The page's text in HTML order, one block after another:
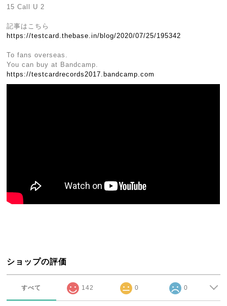
15 Call U 2
記事はこちら
https://testcard.thebase.in/blog/2020/07/25/195342
To fans overseas.
You can buy at Bandcamp.
https://testcardrecords2017.bandcamp.com
ショップの評価
すべて 142 0 0